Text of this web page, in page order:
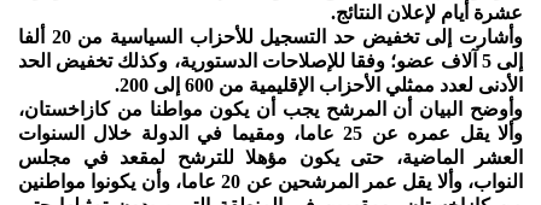
عشرة أيام لإعلان النتائج.
وأشارت إلى تخفيض حد التسجيل للأحزاب السياسية من 20 ألفا
إلى 5 آلاف عضو؛ وفقا للإصلاحات الدستورية، وكذلك تخفيض الحد
الأدنى لعدد ممثلي الأحزاب الإقليمية من 600 إلى 200.
وأوضح البيان أن المرشح يجب أن يكون مواطنا من كازاخستان،
وألا يقل عمره عن 25 عاما، ومقيما في الدولة خلال السنوات
العشر الماضية، حتى يكون مؤهلا للترشح لمقعد في مجلس
النواب، وألا يقل عمر المرشحين عن 20 عاما، وأن يكونوا مواطنين